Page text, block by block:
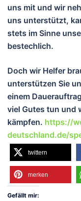
uns mit und wir
uns unterstützt,
stets im Sinne
bestechlich.
Doch wir Helfer
unterstützen Sie
einem
viel Gutes tun und
kämpfen. https://
deutschland.de/
twittern
merken
Gefällt mir: